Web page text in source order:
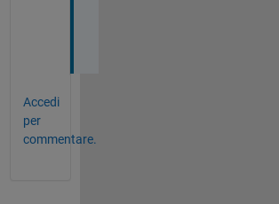
Accedi
per
commentare.